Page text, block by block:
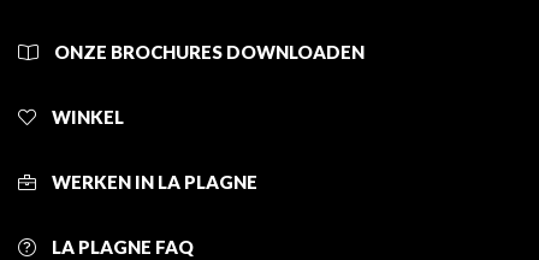
ONZE BROCHURES DOWNLOADEN
WINKEL
WERKEN IN LA PLAGNE
LA PLAGNE FAQ